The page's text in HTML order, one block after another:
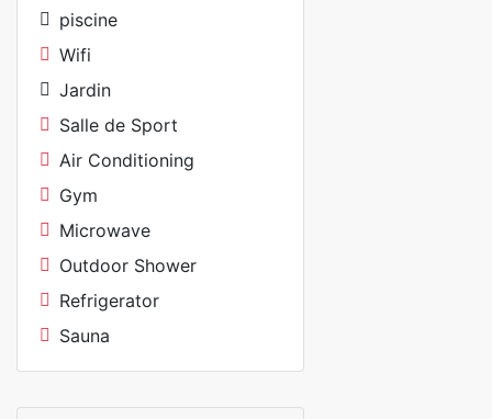
piscine
Wifi
Jardin
Salle de Sport
Air Conditioning
Gym
Microwave
Outdoor Shower
Refrigerator
Sauna